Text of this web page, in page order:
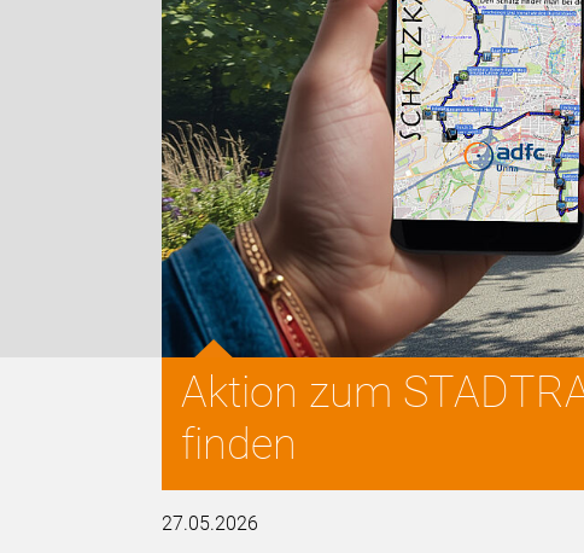
Aktion zum
finden
27.05.2026